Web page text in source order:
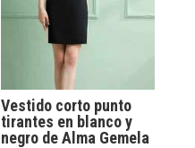
Vestido corto punto
tirantes en blanco y
negro de Alma Gemela